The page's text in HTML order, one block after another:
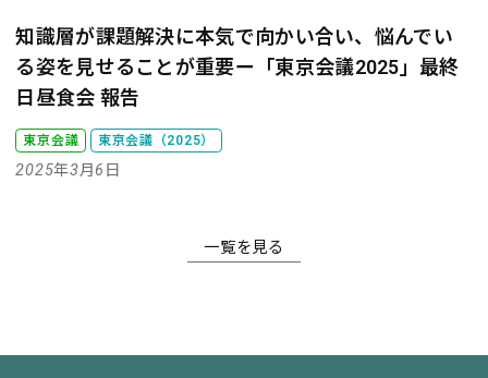
知識層が課題解決に本気で向かい合い、悩んでい
る姿を見せることが重要ー「東京会議2025」最終
日昼食会 報告
東京会議 東京会議（2025）
2025年3月6日
一覧を見る